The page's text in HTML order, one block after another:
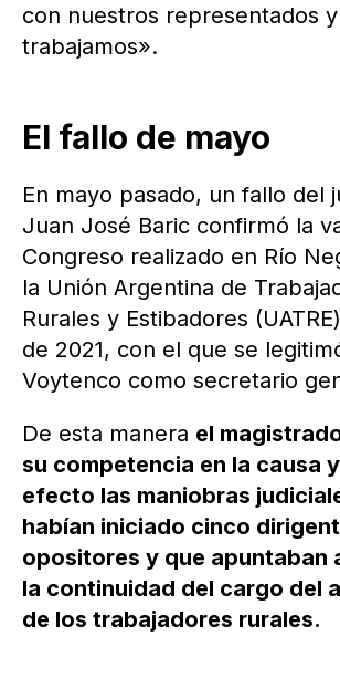
con nuestros representados
trabajamos».
El fallo de mayo
En mayo pasado, un fallo del
Juan José Baric confirmó la
Congreso realizado en Río
la Unión Argentina de
Rurales y Estibadores
de 2021, con el que se
Voytenco como secretario
De esta manera el
su competencia en la causa
efecto las maniobras
habían iniciado cinco
opositores y que apuntaban
la continuidad del cargo del
de los trabajadores rurales.